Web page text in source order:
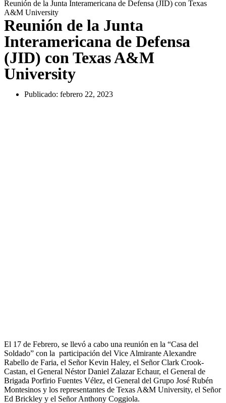
Reunión de la Junta Interamericana de Defensa (JID) con Texas
A&M University
Reunión de la Junta
Interamericana de Defensa
(JID) con Texas A&M
University
Publicado: febrero 22, 2023
El 17 de Febrero, se llevó a cabo una reunión en la “Casa del
Soldado” con la participación del Vice Almirante Alexandre
Rabello de Faria, el Señor Kevin Haley, el Señor Clark Crook-
Castan, el General Néstor Daniel Zalazar Echaur, el General de
Brigada Porfirio Fuentes Vélez, el General del Grupo José Rubén
Montesinos y los representantes de Texas A&M University, el Señor
Ed Brickley y el Señor Anthony Coggiola.